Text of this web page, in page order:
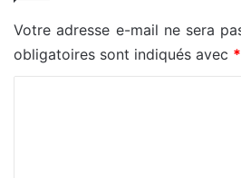
Votre adresse e-mail ne sera
obligatoires sont indiqués avec *